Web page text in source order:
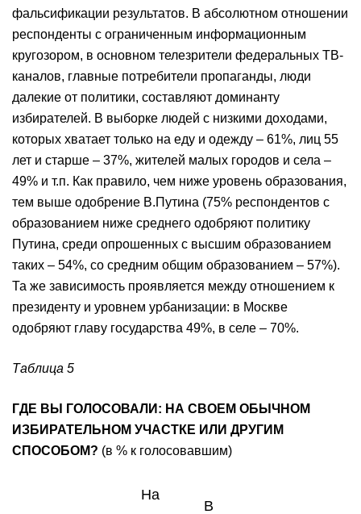
фальсификации результатов. В абсолютном отношении
респонденты с ограниченным информационным
кругозором, в основном телезрители федеральных ТВ-
каналов, главные потребители пропаганды, люди
далекие от политики, составляют доминанту
избирателей. В выборке людей с низкими доходами,
которых хватает только на еду и одежду – 61%, лиц 55
лет и старше – 37%, жителей малых городов и села –
49% и т.п. Как правило, чем ниже уровень образования,
тем выше одобрение В.Путина (75% респондентов с
образованием ниже среднего одобряют политику
Путина, среди опрошенных с высшим образованием
таких – 54%, со средним общим образованием – 57%).
Та же зависимость проявляется между отношением к
президенту и уровнем урбанизации: в Москве
одобряют главу государства 49%, в селе – 70%.
Таблица 5
ГДЕ ВЫ ГОЛОСОВАЛИ: НА СВОЕМ ОБЫЧНОМ
ИЗБИРАТЕЛЬНОМ УЧАСТКЕ ИЛИ ДРУГИМ
СПОСОБОМ? (в % к голосовавшим)
На
В